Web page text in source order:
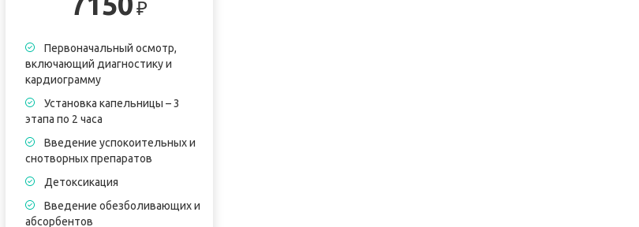
₽
Первоначальный осмотр,
включающий диагностику и
кардиограмму
Установка капельницы – 3
этапа по 2 часа
Введение успокоительных и
снотворных препаратов
Детоксикация
Введение обезболивающих и
абсорбентов